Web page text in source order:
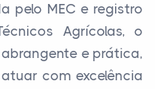
pelo MEC e registro
Agrícolas, o
e prática,
com excelência